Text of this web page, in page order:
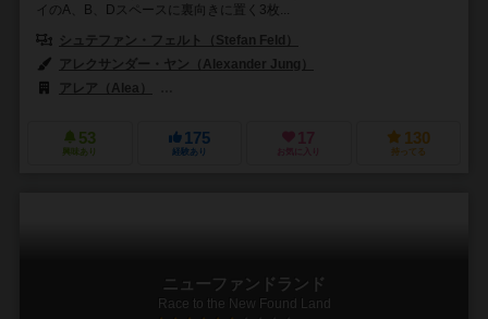
イのA、B、Dスペースに裏向きに置く3枚...
シュテファン・フェルト（Stefan Feld）
アレクサンダー・ヤン（Alexander Jung）
アレア（Alea）
53
興味あり
175
経験あり
17
お気に入り
130
持ってる
ニューファンドランド
Race to the New Found Land